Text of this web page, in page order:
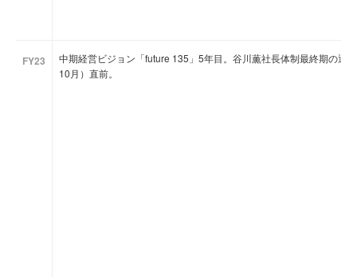
FY23
中期経営ビジョン「future 135」5年目。谷川薫社長体制最終期の通
10月）直前。